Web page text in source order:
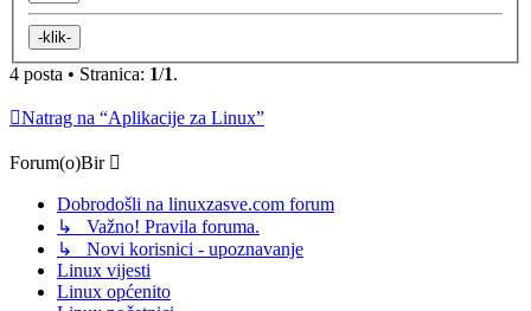
4 posta • Stranica: 1/1.
Natrag na “Aplikacije za Linux”
Forum(o)Bir
Dobrodošli na linuxzasve.com forum
↳ Važno! Pravila foruma.
↳ Novi korisnici - upoznavanje
Linux vijesti
Linux općenito